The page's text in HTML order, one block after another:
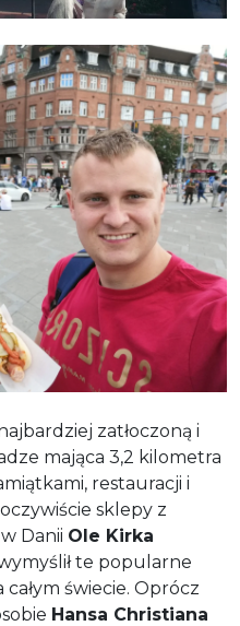
zatłoczoną i
mająca 3,2 kilometra
restauracji i
sklepy z
Danii Ole Kirka
te popularne
całym świecie. Oprócz
Hansa Christiana